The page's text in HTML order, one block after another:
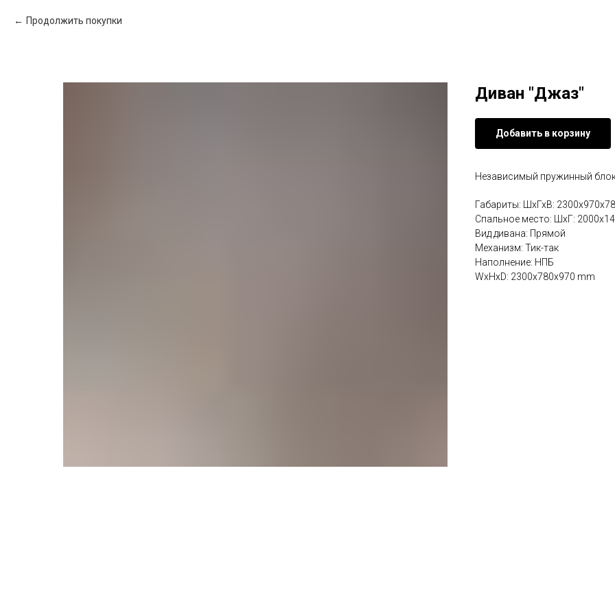
Продолжить покупки
Диван "Джаз"
Добавить в корзину
Независимый пружинный
Габариты: ШхГхВ:
Спальное место: ШхГ:
Вид дивана: Прямой
Механизм: Тик-так
Наполнение: НПБ
WxHxD: 2300x780x970 mm